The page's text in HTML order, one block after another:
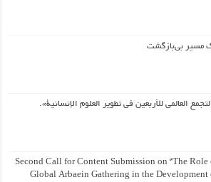
مسیر بی‌بازگشت
العالمي للأربعين في تطوير العلوم الإنسانية».
Second Call for Content Submission on “The Role
Global Arbaein Gathering in the Development